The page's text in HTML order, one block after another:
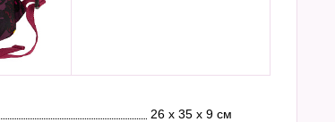
26 х 35 х 9 см